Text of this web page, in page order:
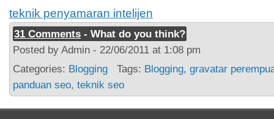
teknik penyamaran intelijen
31 Comments - What do you think?
Posted by Admin - 22/06/2011 at 1:08 pm
Categories: Blogging Tags: Blogging, gravatar
panduan seo, teknik seo